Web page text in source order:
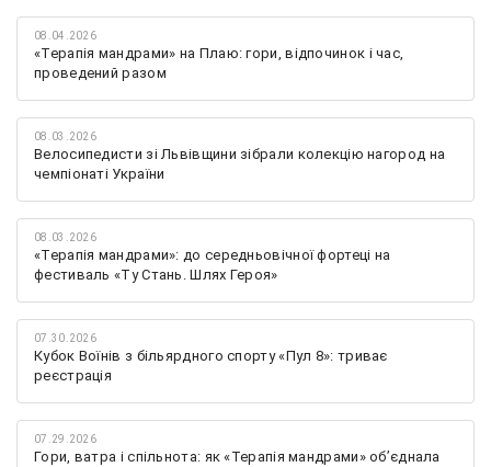
08.04.2026
«Терапія мандрами» на Плаю: гори, відпочинок і час,
проведений разом
08.03.2026
Велосипедисти зі Львівщини зібрали колекцію нагород на
чемпіонаті України
08.03.2026
«Терапія мандрами»: до середньовічної фортеці на
фестиваль «Ту Стань. Шлях Героя»
07.30.2026
Кубок Воїнів з більярдного спорту «Пул 8»: триває
реєстрація
07.29.2026
Гори, ватра і спільнота: як «Терапія мандрами» об’єднала